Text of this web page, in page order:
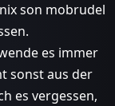
son mobrudel
es immer
sonst aus der
es vergessen,